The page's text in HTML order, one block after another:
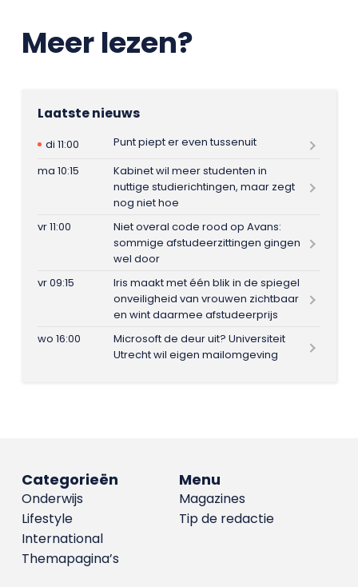
Meer lezen?
Laatste nieuws
di 11:00
Punt piept er even tussenuit
ma 10:15
Kabinet wil meer studenten in
nuttige studierichtingen, maar zegt
nog niet hoe
vr 11:00
Niet overal code rood op Avans:
sommige afstudeerzittingen gingen
wel door
vr 09:15
Iris maakt met één blik in de spiegel
onveiligheid van vrouwen zichtbaar
en wint daarmee afstudeerprijs
wo 16:00
Microsoft de deur uit? Universiteit
Utrecht wil eigen mailomgeving
Menu
Magazines
Tip de redactie
Categorieën
Onderwijs
Lifestyle
International
Themapagina’s